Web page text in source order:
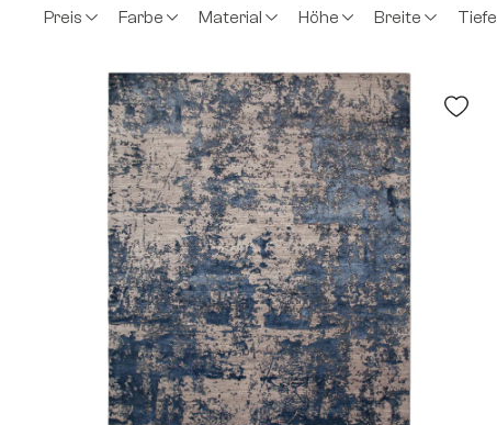
Preis Farbe Material Höhe Breite Tiefe